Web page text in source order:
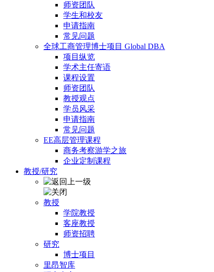
师资团队
学生和校友
申请指南
常见问题
全球工商管理博士项目 Global DBA
项目纵览
学术主任寄语
课程设置
师资团队
教授观点
学员风采
申请指南
常见问题
EE高层管理课程
商务考察游学之旅
企业定制课程
教授/研究
教授
学院教授
客座教授
师资招聘
研究
博士项目
里昂智库